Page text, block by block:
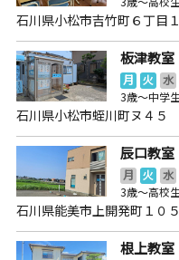
石川県小松市吉竹町６丁目
板津教室
月 火 水
3歳～中学
石川県小松市蛭川町ヌ４５
辰口教室
月 火 水
3歳～高校
石川県能美市上開発町１
根上教室